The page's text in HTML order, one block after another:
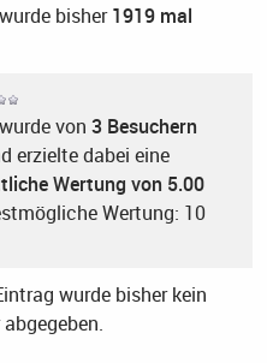
bisher1919 mal
von 3 Besuchern
erzielte dabei eine
Wertung von 5.00
Wertung: 10
wurde bisher kein